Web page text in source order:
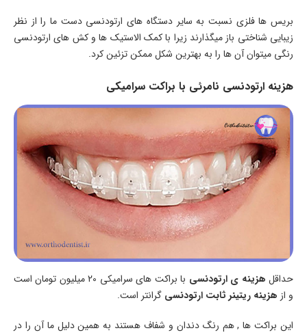
بریس ها فلزی نسبت به سایر دستگاه های ارتودنسی دست ما را از نظر
زیبایی شناختی باز میگذارند زیرا با کمک الاستیک ها و کش های ارتودنسی
رنگی میتوان آن ها را به بهترین شکل ممکن تزئین کرد.
هزینه ارتودنسی نامرئی با براکت سرامیکی
حداقل هزینه ی ارتودنسی
با براکت های سرامیکی 20 میلیون تومان است
و از هزینه ریتینر ثابت ارتودنسی گرانتر است.
این براکت ها , هم رنگ دندان و شفاف هستند به همین دلیل ما آن را در